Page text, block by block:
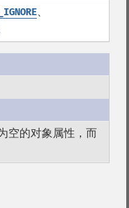
、
空的对象属性，而